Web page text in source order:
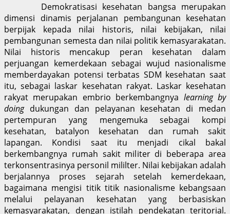
Demokratisasi kesehatan bangsa merupakan
dimensi dinamis perjalanan pembangunan kesehatan
berpijak kepada nilai historis, nilai kebijakan, nilai
pembangunan semesta dan nilai politik kemasyarakatan.
Nilai historis mencakup peran kesehatan dalam
perjuangan kemerdekaan sebagai wujud nasionalisme
memberdayakan potensi terbatas SDM kesehatan saat
itu, sebagai laskar kesehatan rakyat. Laskar kesehatan
rakyat merupakan embrio berkembangnya learning by
doing dukungan dan pelayanan kesehatan di medan
pertempuran yang mengemuka sebagai kompi
kesehatan, batalyon kesehatan dan rumah sakit
lapangan. Kondisi saat itu menjadi cikal bakal
berkembangnya rumah sakit militer di beberapa area
terkonsentrasinya personil mililter. Nilai kebijakan adalah
berjalannya proses sejarah setelah kemerdekaan,
bagaimana mengisi titik titik nasionalisme kebangsaan
melalui pelayanan kesehatan yang berbasiskan
kemasyarakatan, dengan istilah pendekatan teritorial.